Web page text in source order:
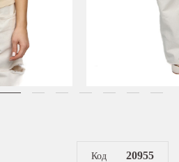
Код 20955